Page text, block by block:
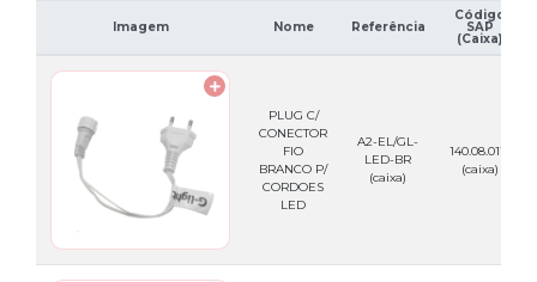
Imagem Nome Referência
Código
SAP
(Caixa)
PLUG C/
CONECTOR
FIO
BRANCO P/
CORDOES
LED
A2-EL/GL-
LED-BR
(caixa)
140.08.0115
(caixa)